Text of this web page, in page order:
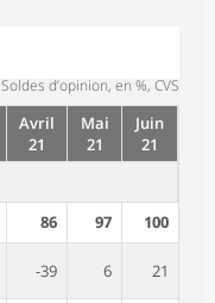
Soldes d’opinion, en %, CVS
Avril
21
Mai
21
Juin
21
86 97
100
-39 6 21